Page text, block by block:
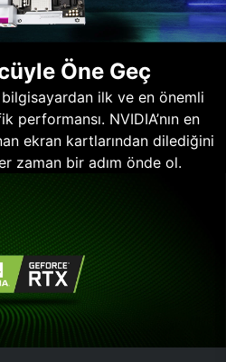
Öne Geç
ilk ve en önemli
performansı. NVIDIA’nın en
ekran kartlarından dilediğini
zaman bir adım önde ol.